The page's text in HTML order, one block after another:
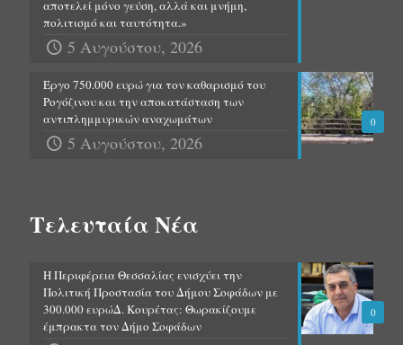
αποτελεί μόνο γεύση, αλλά και μνήμη,
πολιτισμό και ταυτότητα.»
5 Αυγούστου, 2026
0
Έργο 750.000 ευρώ για τον καθαρισμό του
Ρογόζινου και την αποκατάσταση των
αντιπλημμυρικών αναχωμάτων
5 Αυγούστου, 2026
Τελευταία Νέα
0
Η Περιφέρεια Θεσσαλίας ενισχύει την
Πολιτική Προστασία του Δήμου Σοφάδων με
300.000 ευρώΔ. Κουρέτας: Θωρακίζουμε
έμπρακτα τον Δήμο Σοφάδων